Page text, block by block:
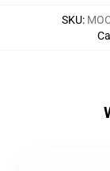
SKU: